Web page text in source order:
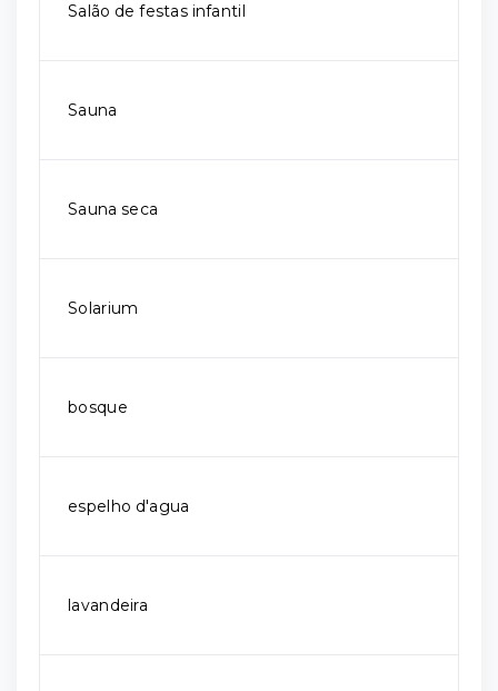
Salão de festas infantil
Sauna
Sauna seca
Solarium
bosque
espelho d'agua
lavandeira